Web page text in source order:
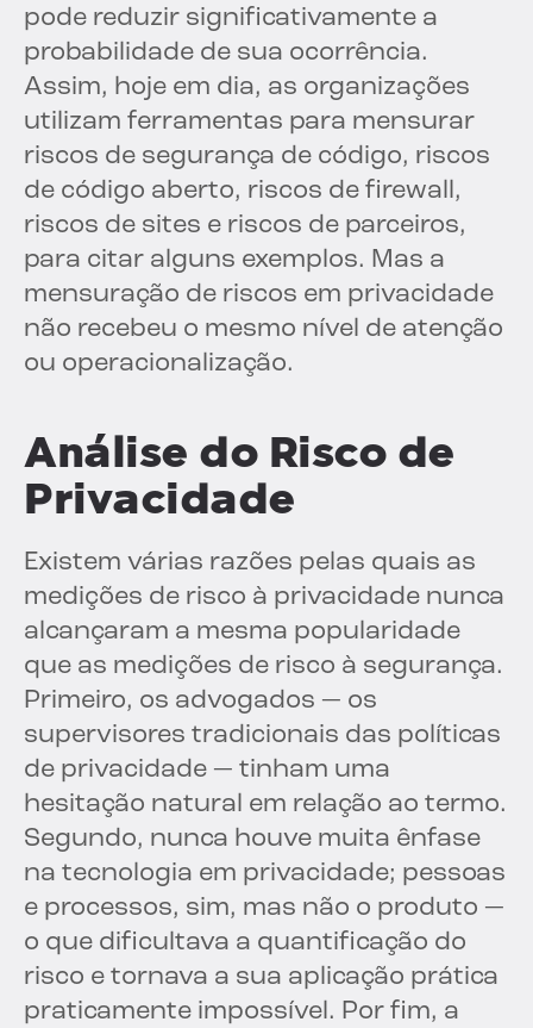
pode reduzir significativamente a
probabilidade de sua ocorrência.
Assim, hoje em dia, as organizações
utilizam ferramentas para mensurar
riscos de segurança de código, riscos
de código aberto, riscos de firewall,
riscos de sites e riscos de parceiros,
para citar alguns exemplos. Mas a
mensuração de riscos em privacidade
não recebeu o mesmo nível de atenção
ou operacionalização.
Análise do Risco de
Privacidade
Existem várias razões pelas quais as
medições de risco à privacidade nunca
alcançaram a mesma popularidade
que as medições de risco à segurança.
Primeiro, os advogados — os
supervisores tradicionais das políticas
de privacidade — tinham uma
hesitação natural em relação ao termo.
Segundo, nunca houve muita ênfase
na tecnologia em privacidade; pessoas
e processos, sim, mas não o produto —
o que dificultava a quantificação do
risco e tornava a sua aplicação prática
praticamente impossível. Por fim, a